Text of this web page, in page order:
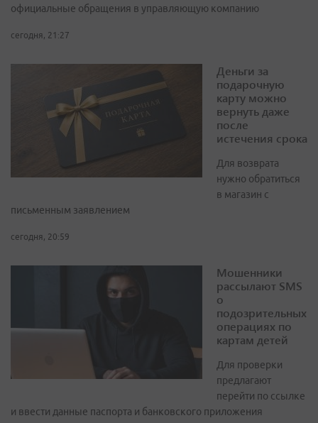
официальные обращения в управляющую компанию
сегодня, 21:27
Деньги за
подарочную
карту можно
вернуть даже
после
истечения срока
Для возврата
нужно обратиться
в магазин с
письменным заявлением
сегодня, 20:59
Мошенники
рассылают SMS
о
подозрительных
операциях по
картам детей
Для проверки
предлагают
перейти по ссылке
и ввести данные паспорта и банковского приложения